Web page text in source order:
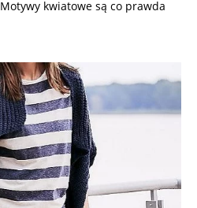
kwiatowe są co prawda